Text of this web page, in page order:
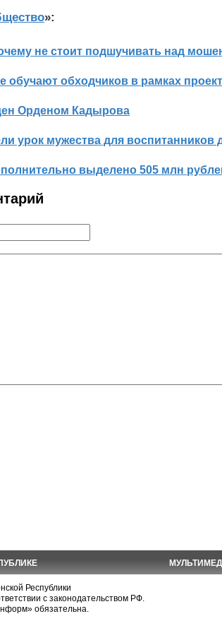
»:
не стоит подшучивать над
обучают обходчиков в рамках
Орденом Кадырова
урок мужества для воспитанников
выделено 505 млн
Республики
с законодательством РФ.
обязательна.